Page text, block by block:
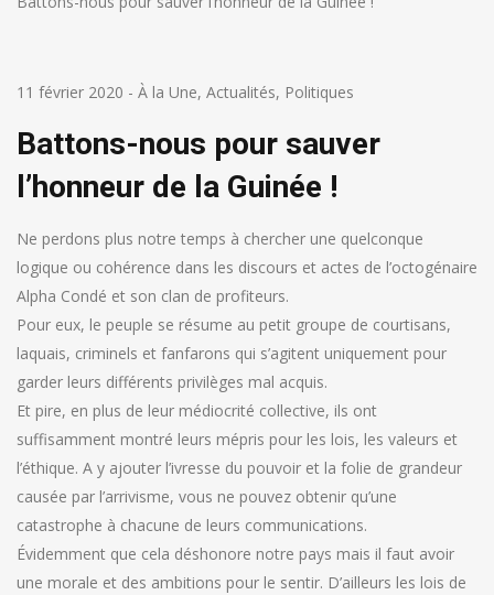
11 février 2020 - À la Une, Actualités, Politiques
Battons-nous pour sauver
l’honneur de la Guinée !
Ne perdons plus notre temps à chercher une quelconque
logique ou cohérence dans les discours et actes de l’octogénaire
Alpha Condé et son clan de profiteurs.
Pour eux, le peuple se résume au petit groupe de courtisans,
laquais, criminels et fanfarons qui s’agitent uniquement pour
garder leurs différents privilèges mal acquis.
Et pire, en plus de leur médiocrité collective, ils ont
suffisamment montré leurs mépris pour les lois, les valeurs et
l’éthique. A y ajouter l’ivresse du pouvoir et la folie de grandeur
causée par l’arrivisme, vous ne pouvez obtenir qu’une
catastrophe à chacune de leurs communications.
Évidemment que cela déshonore notre pays mais il faut avoir
une morale et des ambitions pour le sentir. D’ailleurs les lois de